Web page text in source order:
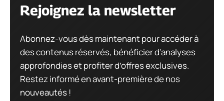
Rejoignez la newsletter
Abonnez-vous dès maintenant pour accéder à
des contenus réservés, bénéficier d’analyses
approfondies et profiter d’offres exclusives.
Restez informé en avant-première de nos
nouveautés !